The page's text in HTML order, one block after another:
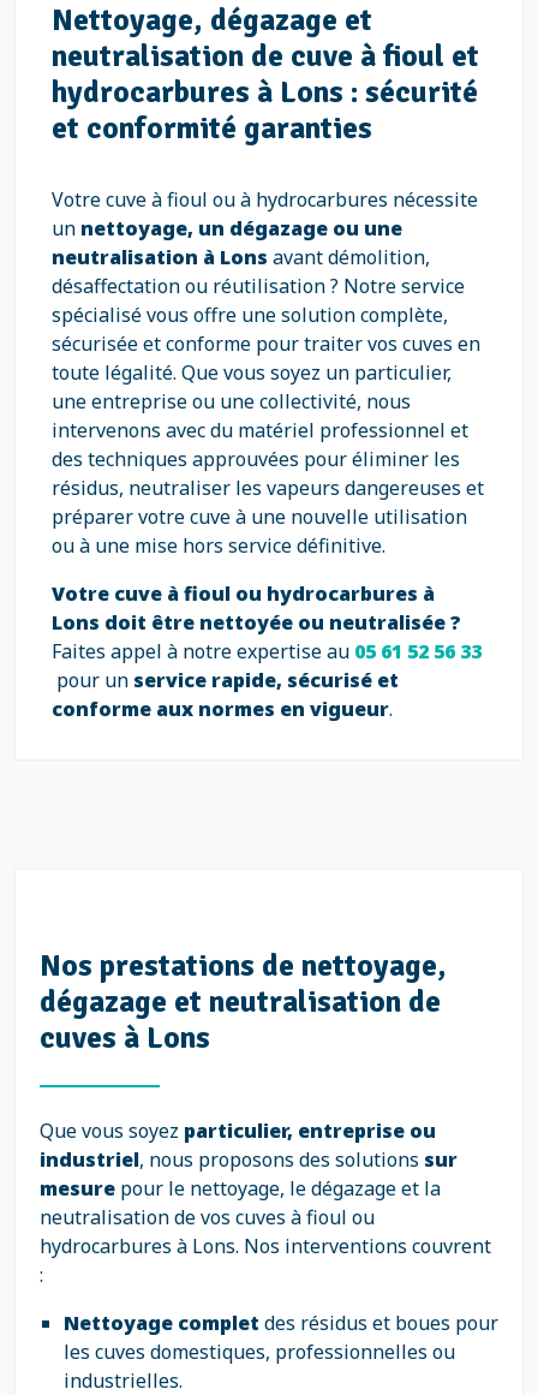
Nettoyage, dégazage et
neutralisation de cuve à fioul et
hydrocarbures à Lons : sécurité
et conformité garanties
Votre cuve à fioul ou à hydrocarbures nécessite
un nettoyage, un dégazage ou une
neutralisation à Lons avant démolition,
désaffectation ou réutilisation ? Notre service
spécialisé vous offre une solution complète,
sécurisée et conforme pour traiter vos cuves en
toute légalité. Que vous soyez un particulier,
une entreprise ou une collectivité, nous
intervenons avec du matériel professionnel et
des techniques approuvées pour éliminer les
résidus, neutraliser les vapeurs dangereuses et
préparer votre cuve à une nouvelle utilisation
ou à une mise hors service définitive.
Votre cuve à fioul ou hydrocarbures à
Lons doit être nettoyée ou neutralisée ?
Faites appel à notre expertise au 05 61 52 56 33
pour un service rapide, sécurisé et
conforme aux normes en vigueur.
Nos prestations de nettoyage,
dégazage et neutralisation de
cuves à Lons
Que vous soyez particulier, entreprise ou
industriel, nous proposons des solutions sur
mesure pour le nettoyage, le dégazage et la
neutralisation de vos cuves à fioul ou
hydrocarbures à Lons. Nos interventions couvrent
:
Nettoyage complet des résidus et boues pour
les cuves domestiques, professionnelles ou
industrielles.